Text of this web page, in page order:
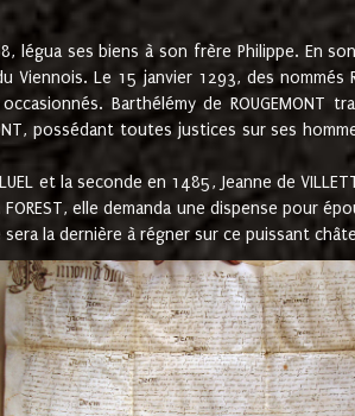
légua ses biens à son frère Philippe. En
Le 15 janvier 1293, des nommés
Barthélémy de
possédant toutes justices sur ses
et la seconde en 1485, Jeanne de
elle demanda une dispense pour
la dernière à régner sur ce puissant